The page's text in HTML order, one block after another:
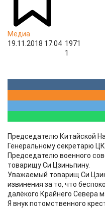
Медиа
19.11.2018 17:04 1971
1
Председателю Китайской
Генеральному секретарю
Председателю военного
товарищу Си Цзиньпину.
Уважаемый товарищ Си
извинения за то, что
далёкого Крайнего Севера
Я внук потомственного